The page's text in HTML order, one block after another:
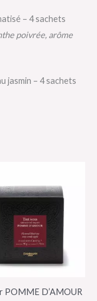
– 4 sachets
poivrée, arôme
jasmin – 4 sachets
POMME D’AMOUR